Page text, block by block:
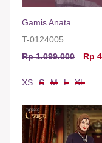
Gamis Anata
T-0124005
Rp 1.099.000
Rp
XS S M L XL